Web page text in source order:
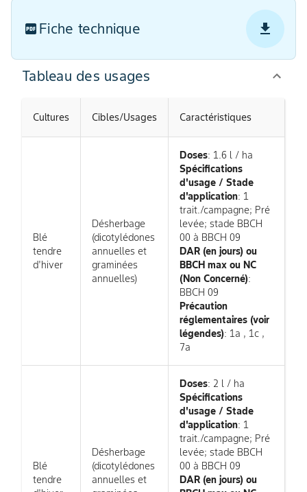
Fiche technique
Tableau des usages
Cultures Cibles/Usages Caractéristiques
Blé
tendre
d'hiver
Désherbage
(dicotylédones
annuelles et
graminées
annuelles)
Doses: 1.6 l / ha
Spécifications
d'usage / Stade
d'application: 1
trait./campagne; Pré
levée; stade BBCH
00 à BBCH 09
DAR (en jours) ou
BBCH max ou NC
(Non Concerné):
BBCH 09
Précaution
réglementaires (voir
légendes): 1a , 1c ,
7a
Blé
tendre
Désherbage
(dicotylédones
annuelles et
Doses: 2 l / ha
Spécifications
d'usage / Stade
d'application: 1
trait./campagne; Pré
levée; stade BBCH
00 à BBCH 09
DAR (en jours) ou